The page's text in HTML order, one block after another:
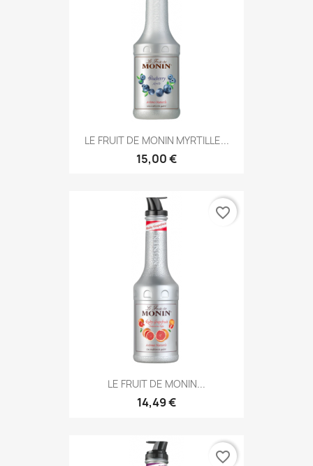
LE FRUIT DE MONIN MYRTILLE...
15,00 €
LE FRUIT DE MONIN...
14,49 €
favorite_border
favorite_border